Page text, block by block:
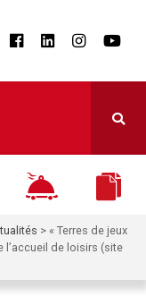
> « Terres de jeux
l’accueil de loisirs (site